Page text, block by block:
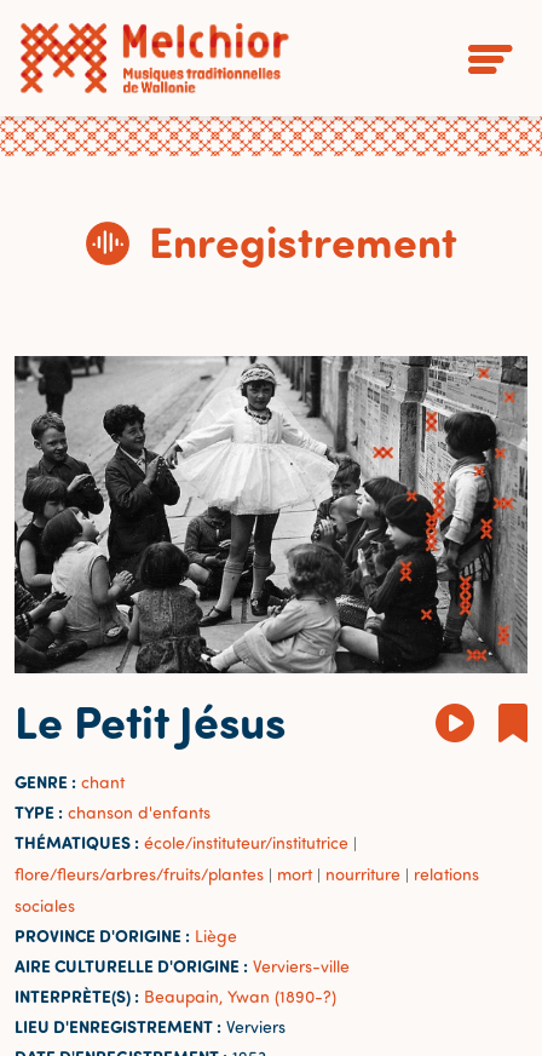
Enregistrement
Le Petit Jésus
GENRE : chant
TYPE : chanson d'enfants
THÉMATIQUES : école/instituteur/institutrice |
flore/fleurs/arbres/fruits/plantes | mort | nourriture | relations
sociales
PROVINCE D'ORIGINE : Liège
AIRE CULTURELLE D'ORIGINE : Verviers-ville
INTERPRÈTE(S) : Beaupain, Ywan (1890-?)
LIEU D'ENREGISTREMENT : Verviers